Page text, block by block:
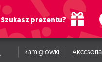
Szukasz prezentu?
Łamigłówki Akcesoria